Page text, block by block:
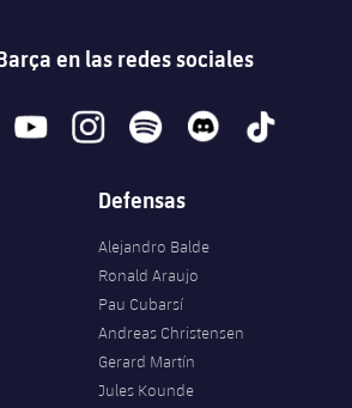
en las redes sociales
youtubeinstagramspotify discord tiktok
Defensas
Alejandro Balde
Ronald Araujo
Pau Cubarsí
Andreas Christensen
Gerard Martín
Jules Kounde